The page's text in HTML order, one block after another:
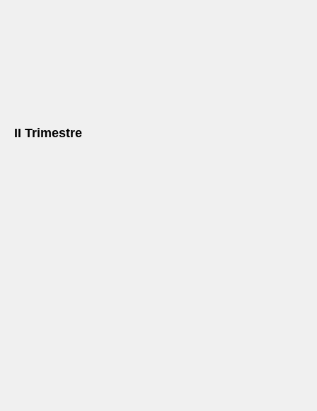
II Trimestre